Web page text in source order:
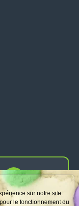
sur notre site.
le fonctionnement du
prix
garantis